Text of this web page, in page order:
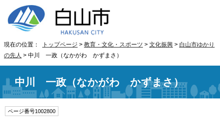
現在の位置： トップページ > 教育・文化・スポーツ > 文化振興 > 白山市ゆかり
の先人 > 中川 一政（なかがわ かずまさ）
中川 一政（なかがわ かずまさ）
ページ番号1002800